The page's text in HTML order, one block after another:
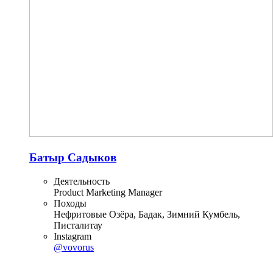
Батыр Садыков
Деятельность
Product Marketing Manager
Походы
Нефритовые Озёра, Бадак, Зимний Кумбель,
Писталитау
Instagram
@vovorus